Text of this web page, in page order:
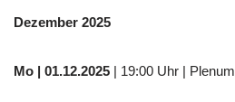
Dezember 2025
Mo | 01.12.2025 | 19:00 Uhr | Plenum